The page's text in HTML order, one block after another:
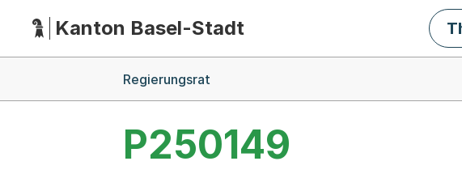
HauptnavigationKanton Basel-Stadt
Regierungsrat
P250149